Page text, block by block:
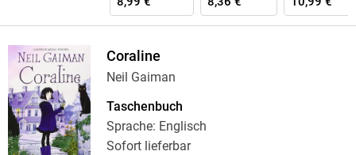
Coraline
Neil Gaiman
Taschenbuch
Sprache: Englisch
Sofort lieferbar